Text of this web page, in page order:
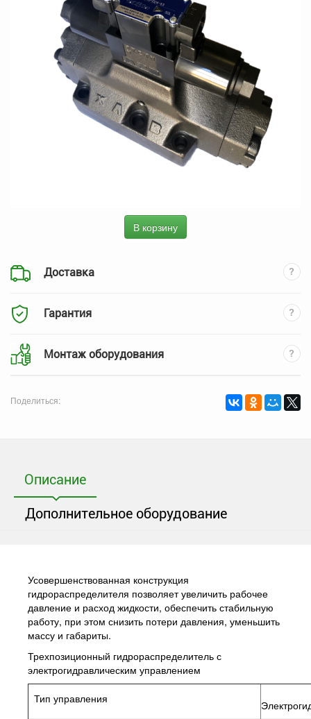
В корзину
Доставка
Гарантия
Монтаж оборудования
Поделиться:
Описание
Дополнительное оборудование
Усовершенствованная конструкция
гидрораспределителя позволяет увеличить рабочее
давление и расход жидкости, обеспечить стабильную
работу, при этом снизить потери давления, уменьшить
массу и габариты.
Трехпозиционный гидрораспределитель с
электрогидравлическим управлением
Тип управления